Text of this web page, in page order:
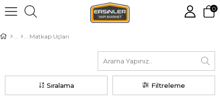
0
Matkap Uçları
Filtreleme
Sıralama